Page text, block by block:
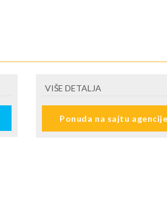
VIŠE DETALJA
Ponuda na sajtu